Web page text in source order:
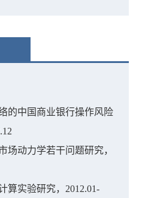
的中国商业银行操作风险
场动力学若干问题研究，
算实验研究，2012.01-